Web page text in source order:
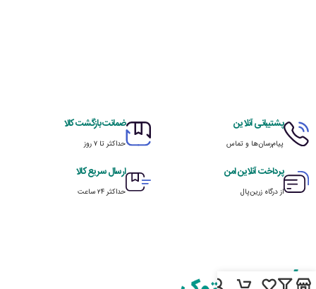
پشتیبانی آنلاین
پیام‌رسان‌ها و تماس
ضمانت بازگشت کالا
حداکثر تا ۷ روز
پرداخت آنلاین امن
از درگاه زرین‌پال
ارسال سریع کالا
حداکثر ۲۴ ساعت